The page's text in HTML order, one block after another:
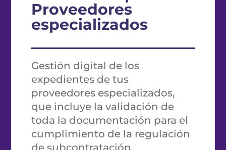
Proveedores
especializados
Gestión digital de los
expedientes de tus
proveedores especializados,
que incluye la validación de
toda la documentación para el
cumplimiento de la regulación
de subcontratación.